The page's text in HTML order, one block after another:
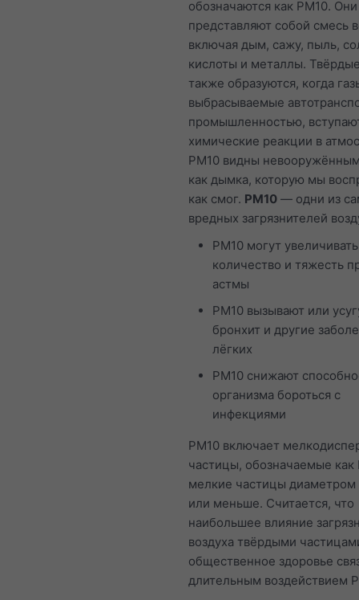
обозначаются как PM10. Они
представляют собой смесь
включая дым, сажу, пыль,
кислоты и металлы.
также образуются, когда
выбрасываемые
промышленностью,
химические реакции в
PM10 видны
как дымка, которую мы
как смог. PM10 — одни из
вредных загрязнителей
PM10 могут увеличивать
количество и тяжесть
астмы
PM10 вызывают или
бронхит и другие
лёгких
PM10 снижают
организма бороться с
инфекциями
PM10 включает
частицы, обозначаемые как
мелкие частицы диаметром
или меньше. Считается, что
наибольшее влияние
воздуха твёрдыми
общественное здоровье
длительным воздействием